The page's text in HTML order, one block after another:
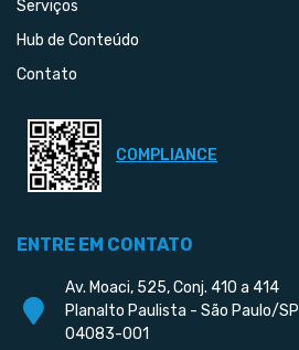
Serviços
Hub de Conteúdo
Contato
COMPLIANCE
ENTRE EM CONTATO
Av. Moaci, 525, Conj. 410 a 414
Planalto Paulista - São Paulo/SP
04083-001